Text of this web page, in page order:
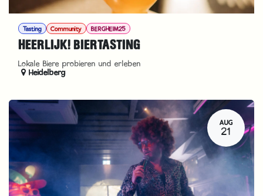
Tasting Community BERGHEIM25
HEERLIJK! BIERTASTING
Lokale Biere probieren und erleben
Heidelberg
AUG
21